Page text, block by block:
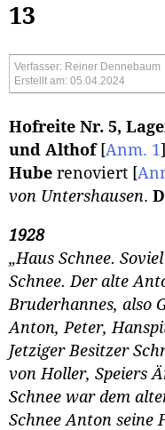
13
Verfasser: Reiner Dennebaum
Erstellt am: 05.04.2024
Hofreite Nr. 5,
und Althof [Anm. 1]
Hube renoviert [
von Untershausen.
1928
„Haus Schnee.
Schnee. Der alte
Bruderhannes, also
Anton, Peter,
Jetziger Besitzer
von Holler, Speiers
Schnee war dem
Schnee Anton seine